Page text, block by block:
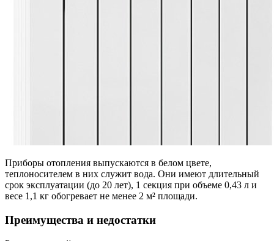
Приборы отопления выпускаются в белом цвете,
теплоносителем в них служит вода. Они имеют длительный
срок эксплуатации (до 20 лет), 1 секция при объеме 0,43 л и
весе 1,1 кг обогревает не менее 2 м² площади.
Преимущества и недостатки